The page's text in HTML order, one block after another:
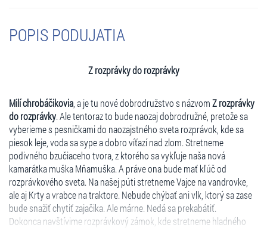
POPIS PODUJATIA
Z rozprávky do rozprávky
Milí chrobáčikovia , a je tu nové dobrodružstvo s názvomZ rozprávky
do rozprávky. Ale tentoraz to bude naozaj dobrodružné, pretože sa
vyberieme s pesničkami do naozajstného sveta rozprávok, kde sa
piesok leje, voda sa sype a dobro víťazí nad zlom. Stretneme
podivného bzučiaceho tvora, z ktorého sa vykľuje naša nová
kamarátka muška Mňamuška. A práve ona bude mať kľúč od
rozprávkového sveta. Na našej púti stretneme Vajce na vandrovke,
ale aj Krty a vrabce na traktore. Nebude chýbať ani vlk, ktorý sa zase
bude snažiť chytiť zajačika. Ale márne. Nedá sa prekabátiť.
Dokonca navštívime rozprávkový zámok, kde stretneme hladného